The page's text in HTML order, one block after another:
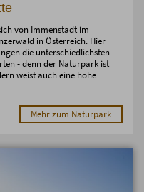
von Immenstadt im
in Österreich. Hier
die unterschiedlichsten
- denn der Naturpark ist
weist auch eine hohe
Mehr zum Naturpark